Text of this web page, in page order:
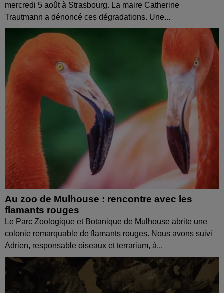
mercredi 5 août à Strasbourg. La maire Catherine
Trautmann a dénoncé ces dégradations. Une...
Au zoo de Mulhouse : rencontre avec les
flamants rouges
Le Parc Zoologique et Botanique de Mulhouse abrite une
colonie remarquable de flamants rouges. Nous avons suivi
Adrien, responsable oiseaux et terrarium, à...